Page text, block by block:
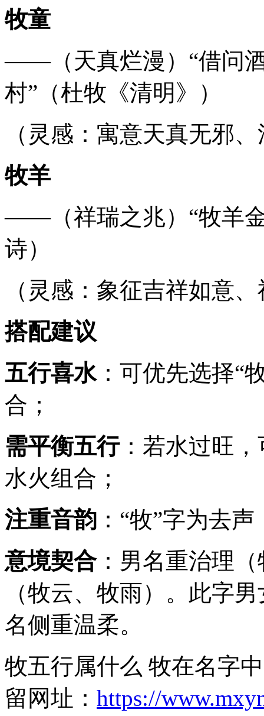
牧童
——（天真烂漫）“借问
村”（杜牧《清明》）
（灵感：寓意天真无邪
牧羊
——（祥瑞之兆）“牧羊
诗）
（灵感：象征吉祥如意
搭配建议
五行喜水：可优先选择“
合；
需平衡五行：若水过旺，
水火组合；
注重音韵 ：“牧”字为去
意境契合：男名重治理
（牧云、牧雨）。此字
名侧重温柔。
牧五行属什么 牧在名字
留网址： https://